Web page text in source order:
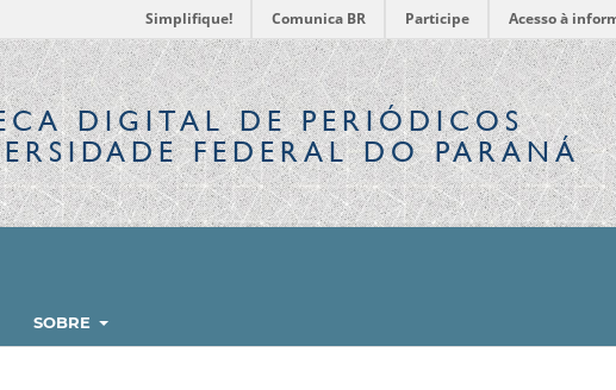
Simplifique! Comunica BR Participe Acesso à
DIGITALDE PERIÓDICOS
FEDERAL DO PARANÁ
SOBRE